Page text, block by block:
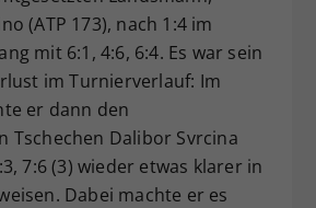
(ATP 173), nach 1:4 im
mit 6:1, 4:6, 6:4. Es war sein
im Turnierverlauf: Im
er dann den
Tschechen Dalibor Svrcina
7:6 (3) wieder etwas klarer in
Dabei machte er es